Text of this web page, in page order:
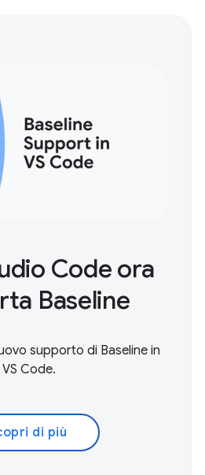
Code ora
Baseline
supporto di Baseline in
VS Code.
di più